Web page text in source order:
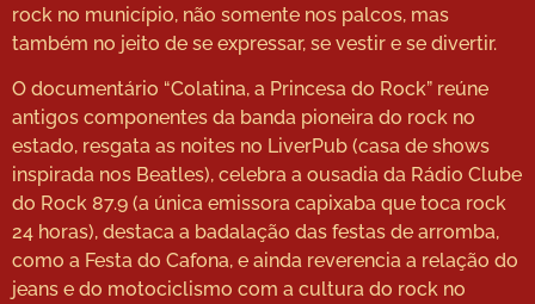
rock no município, não somente nos palcos, mas
também no jeito de se expressar, se vestir e se divertir.
O documentário “Colatina, a Princesa do Rock” reúne
antigos componentes da banda pioneira do rock no
estado, resgata as noites no LiverPub (casa de shows
inspirada nos Beatles), celebra a ousadia da Rádio Clube
do Rock 87.9 (a única emissora capixaba que toca rock
24 horas), destaca a badalação das festas de arromba,
como a Festa do Cafona, e ainda reverencia a relação do
jeans e do motociclismo com a cultura do rock no